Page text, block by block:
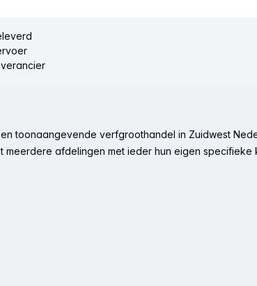
toonaangevende verfgroothandel in Zuidwest
meerdere afdelingen met ieder hun eigen